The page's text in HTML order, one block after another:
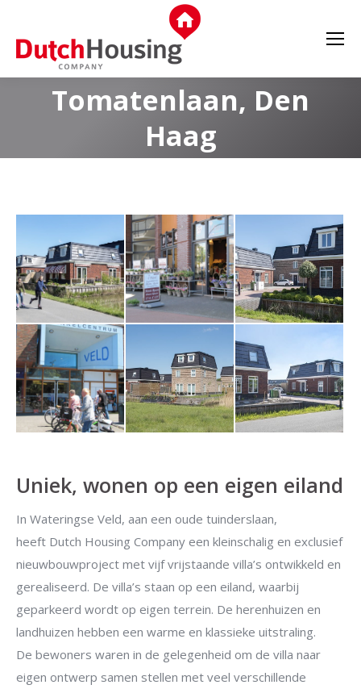
Tomatenlaan, Den
Haag
Uniek, wonen op een eigen eiland
In Wateringse Veld, aan een oude tuinderslaan,
heeft Dutch Housing Company een kleinschalig en exclusief
nieuwbouwproject met vijf vrijstaande villa’s ontwikkeld en
gerealiseerd. De villa’s staan op een eiland, waarbij
geparkeerd wordt op eigen terrein. De herenhuizen en
landhuizen hebben een warme en klassieke uitstraling.
De bewoners waren in de gelegenheid om de villa naar
eigen ontwerp samen stellen met veel verschillende